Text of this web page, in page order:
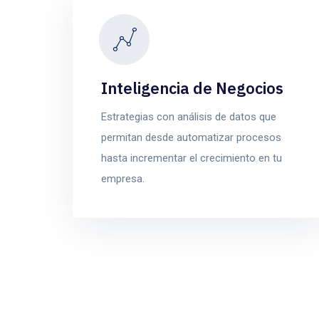
Inteligencia de Negocios
Estrategias con análisis de datos que
permitan desde automatizar procesos
hasta incrementar el crecimiento en tu
empresa.